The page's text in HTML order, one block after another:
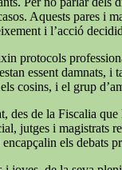
Aquests pares i
i l’acció
protocols
essent damnats, i
cosins, i el grup
des de la Fiscalia
jutges i magistrats
els debats